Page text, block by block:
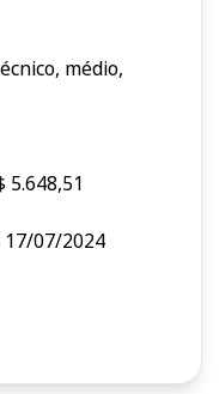
médio,
5.648,51
07/2024